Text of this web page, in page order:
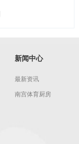
新闻中心
最新资讯
南宫体育厨房